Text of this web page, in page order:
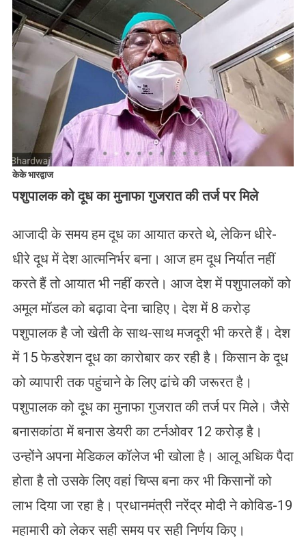
केके भारद्वाज
पशुपालक को दूध का मुनाफा गुजरात की तर्ज पर मिले
आजादी के समय हम दूध का आयात करते थे, लेकिन धीरे-
धीरे दूध में देश आत्मनिर्भर बना। आज हम दूध निर्यात नहीं
करते हैं तो आयात भी नहीं करते। आज देश में पशुपालकों को
अमूल मॉडल को बढ़ावा देना चाहिए। देश में 8 करोड़
पशुपालक है जो खेती के साथ-साथ मजदूरी भी करते हैं। देश
में 15 फेडरेशन दूध का कारोबार कर रही है। किसान के दूध
को व्यापारी तक पहुंचाने के लिए ढांचे की जरूरत है।
पशुपालक को दूध का मुनाफा गुजरात की तर्ज पर मिले। जैसे
बनासकांठा में बनास डेयरी का टर्नओवर 12 करोड़ है।
उन्होंने अपना मेडिकल कॉलेज भी खोला है। आलू अधिक पैदा
होता है तो उसके लिए वहां चिप्स बना कर भी किसानों को
लाभ दिया जा रहा है। प्रधानमंत्री नरेंद्र मोदी ने कोविड-19
महामारी को लेकर सही समय पर सही निर्णय किए।